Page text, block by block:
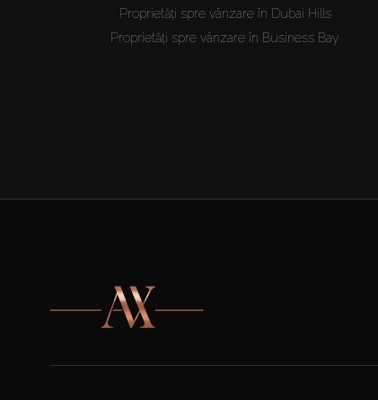
Proprietăți spre vânzare în Dubai Hills
Proprietăți spre vânzare în Business Bay